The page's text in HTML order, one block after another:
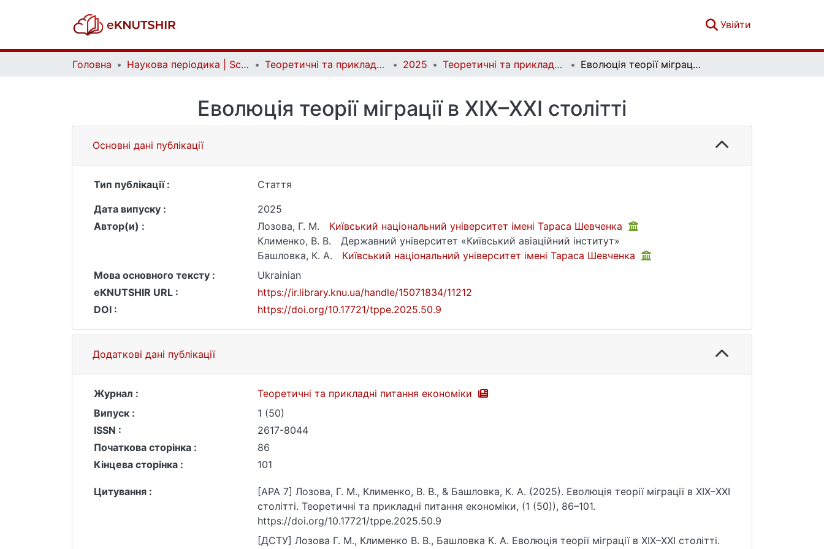
Увійти
Головна Наукова періодика | Scientific periodicals Теоретичні та прикладні питання економіки | Theoretical and Applied Issues of Economics 2025 Теоретичні та прикладні питання економіки. Випуск 1 (50) Еволюція теорії міграції в ХІХ–ХХІ столітті
Еволюція теорії міграції в ХІХ–ХХІ столітті
Основні дані публікації
Тип публікації :
Стаття
Дата випуску :
2025
Автор(и) :
Лозова, Г. М.
Київський національний університет імені Тараса Шевченка
Клименко, В. В.
Державний університет «Київський авіаційний інститут»
Башловка, К. А.
Київський національний університет імені Тараса Шевченка
Мова основного тексту :
Ukrainian
eKNUTSHIR URL :
https://ir.library.knu.ua/handle/15071834/11212
DOI :
https://doi.org/10.17721/tppe.2025.50.9
Додаткові дані публікації
Журнал :
Теоретичні та прикладні питання економіки
Випуск :
1 (50)
ISSN :
2617-8044
Початкова сторінка :
86
Кінцева сторінка :
101
Цитування :
[APA 7] Лозова, Г. М., Клименко, В. В., & Башловка, К. А. (2025). Еволюція теорії міграції в ХІХ–ХХІ
столітті. Теоретичні та прикладні питання економіки, (1 (50)), 86–101.
https://doi.org/10.17721/tppe.2025.50.9
[ДСТУ] Лозова Г. М., Клименко В. В., Башловка К. А. Еволюція теорії міграції в ХІХ–ХХІ столітті.